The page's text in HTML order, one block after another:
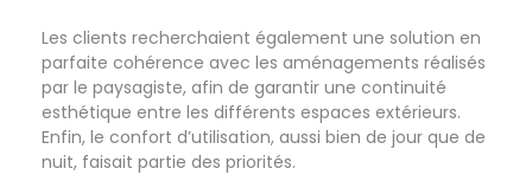
Les clients recherchaient également une solution en
parfaite cohérence avec les aménagements réalisés
par le paysagiste, afin de garantir une continuité
esthétique entre les différents espaces extérieurs.
Enfin, le confort d’utilisation, aussi bien de jour que de
nuit, faisait partie des priorités.